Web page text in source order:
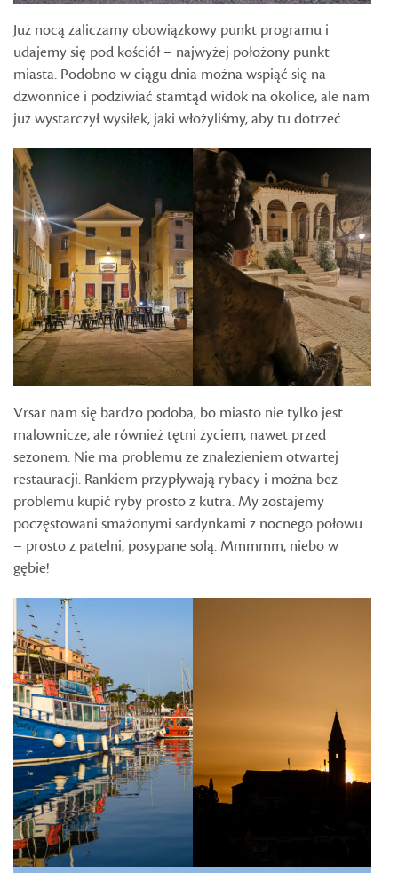
Już nocą zaliczamy obowiązkowy punkt programu i
udajemy się pod kościół – najwyżej położony punkt
miasta. Podobno w ciągu dnia można wspiąć się na
dzwonnice i podziwiać stamtąd widok na okolice, ale nam
już wystarczył wysiłek, jaki włożyliśmy, aby tu dotrzeć.
Vrsar nam się bardzo podoba, bo miasto nie tylko jest
malownicze, ale również tętni życiem, nawet przed
sezonem. Nie ma problemu ze znalezieniem otwartej
restauracji. Rankiem przypływają rybacy i można bez
problemu kupić ryby prosto z kutra. My zostajemy
poczęstowani smażonymi sardynkami z nocnego połowu
– prosto z patelni, posypane solą. Mmmmm, niebo w
gębie!